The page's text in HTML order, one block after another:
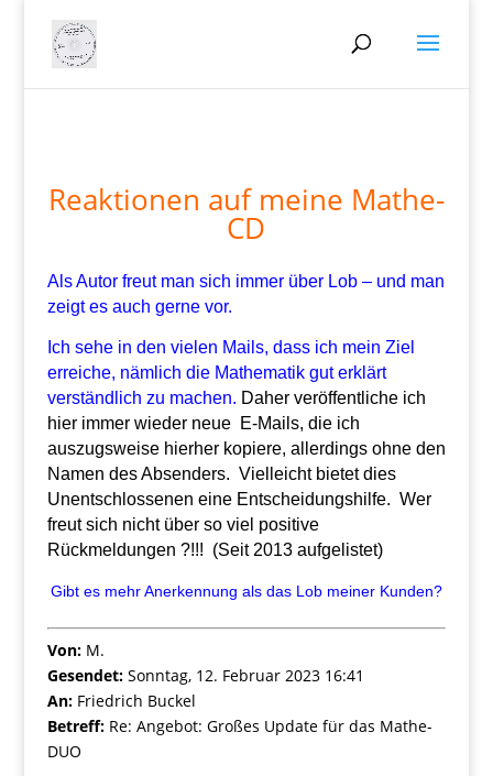
Reaktionen auf meine Mathe-
CD
Als Autor freut man sich immer über Lob – und man
zeigt es auch gerne vor.
Ich sehe in den vielen Mails, dass ich mein Ziel
erreiche, nämlich die Mathematik gut erklärt
verständlich zu machen. Daher veröffentliche ich
hier immer wieder neue E-Mails, die ich
auszugsweise hierher kopiere, allerdings ohne den
Namen des Absenders. Vielleicht bietet dies
Unentschlossenen eine Entscheidungshilfe. Wer
freut sich nicht über so viel positive
Rückmeldungen ?!!! (Seit 2013 aufgelistet)
Gibt es mehr Anerkennung als das Lob meiner Kunden?
Von:M.
Gesendet:Sonntag, 12. Februar 2023 16:41
An:Friedrich Buckel
Betreff:Re: Angebot: Großes Update für das Mathe-
DUO